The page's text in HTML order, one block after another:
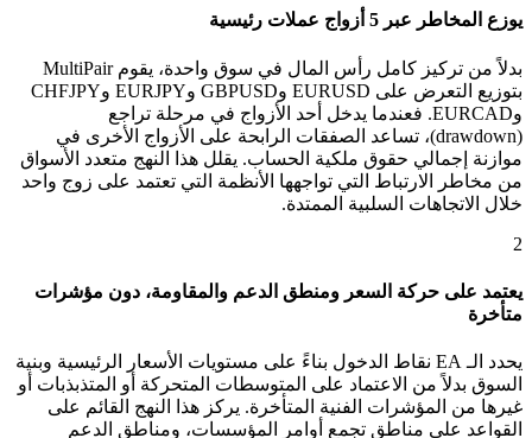
يوزع المخاطر عبر 5 أزواج عملات رئيسية
بدلاً من تركيز كامل رأس المال في سوق واحدة، يقوم MultiPair
بتوزيع التعرض على EURUSD وGBPUSD وEURJPY وCHFJPY
وEURCAD. فعندما يدخل أحد الأزواج في مرحلة تراجع
(drawdown)، تساعد الصفقات الرابحة على الأزواج الأخرى في
موازنة إجمالي حقوق ملكية الحساب. يقلل هذا النهج متعدد الأسواق
من مخاطر الارتباط التي تواجهها الأنظمة التي تعتمد على زوج واحد
خلال الاتجاهات السلبية الممتدة.
2
يعتمد على حركة السعر ومنطق الدعم والمقاومة، دون مؤشرات
متأخرة
يحدد الـ EA نقاط الدخول بناءً على مستويات الأسعار الرئيسية وبنية
السوق بدلاً من الاعتماد على المتوسطات المتحركة أو المتذبذبات أو
غيرها من المؤشرات الفنية المتأخرة. يركز هذا النهج القائم على
القواعد على مناطق تجمع أوامر المؤسسات، ومناطق الدعم